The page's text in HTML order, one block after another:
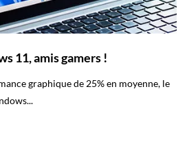
11, amis gamers !
graphique de 25% en moyenne, le